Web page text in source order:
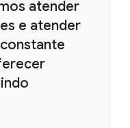
atender
e atender